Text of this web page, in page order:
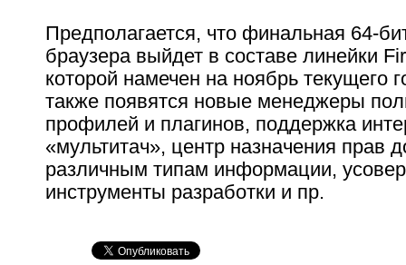
Предполагается, что финальная 64-
браузера выйдет в составе линейки
которой намечен на ноябрь текущего
также появятся новые менеджеры
профилей и плагинов, поддержка
«мультитач», центр назначения прав
различным типам информации,
инструменты разработки и пр.